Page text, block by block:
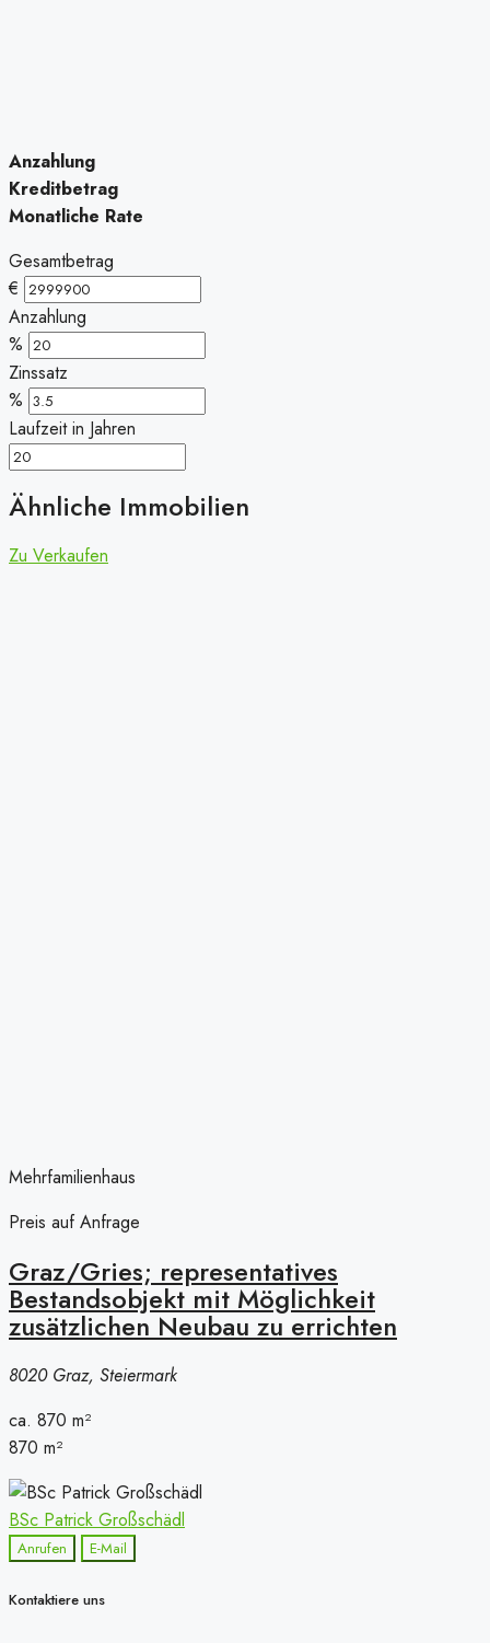
Anzahlung
Kreditbetrag
Monatliche Rate
Gesamtbetrag
€
Anzahlung
%
Zinssatz
%
Laufzeit in Jahren
Ähnliche Immobilien
Zu Verkaufen
Mehrfamilienhaus
Preis auf Anfrage
Graz/Gries; representatives
Bestandsobjekt mit Möglichkeit
zusätzlichen Neubau zu errichten
8020 Graz, Steiermark
ca. 870 m²
870 m²
BSc Patrick Großschädl
Anrufen E-Mail
Kontaktiere uns